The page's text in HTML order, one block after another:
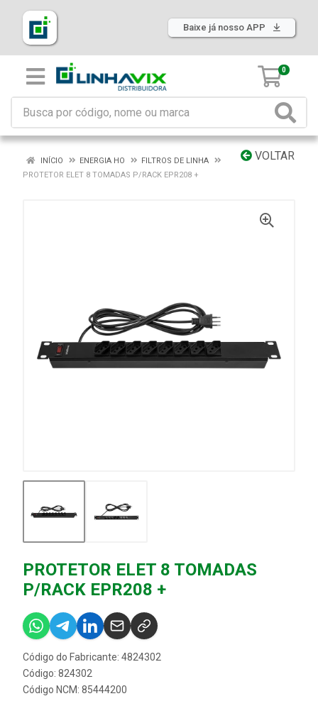
Baixe já nosso APP
0
VOLTAR
INÍCIO ENERGIA HO
FILTROS DE LINHA
PROTETOR ELET 8 TOMADAS P/RACK EPR208 +
PROTETOR ELET 8 TOMADAS
P/RACK EPR208 +
Código do Fabricante: 4824302
Código: 824302
Código NCM: 85444200